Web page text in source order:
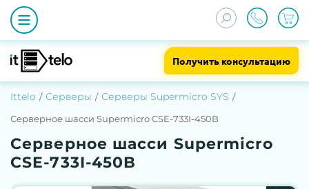
Получить консультацию
Ittelo Серверы Серверы Supermicro SYS
Серверное шасси Supermicro CSE-733I-450B
Серверное шасси Supermicro
CSE-733I-450B